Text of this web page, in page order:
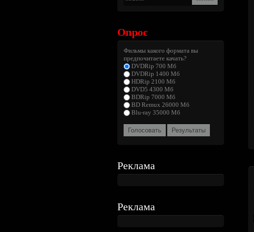
Опрос
Фильмы какого формата вы
предпочитаете качать?
DVDRip 700 Мб
DVDRip 1400 Мб
HDRip 2100 Мб
DVD5 4300 Мб
BDRip 7000 Мб
BD Remux 26000 Мб
Blu-ray 35000 Мб
Голосовать Результаты
Реклама
Реклама